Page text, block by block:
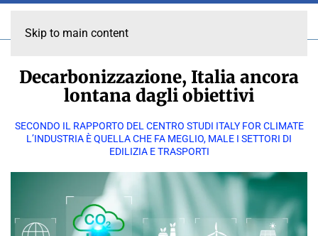
Skip to main content
Decarbonizzazione, Italia ancora
lontana dagli obiettivi
SECONDO IL RAPPORTO DEL CENTRO STUDI ITALY FOR CLIMATE
L’INDUSTRIA È QUELLA CHE FA MEGLIO, MALE I SETTORI DI
EDILIZIA E TRASPORTI